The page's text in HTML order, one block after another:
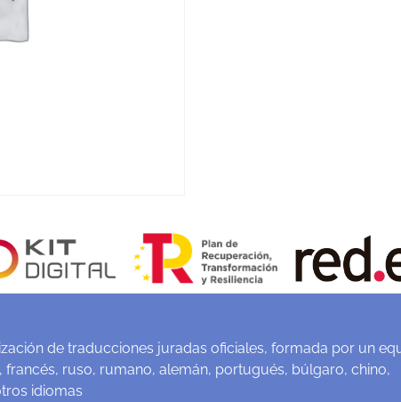
de traducciones juradas oficiales, formada por un
ruso, rumano, alemán, portugués, búlgaro, chino,
idiomas